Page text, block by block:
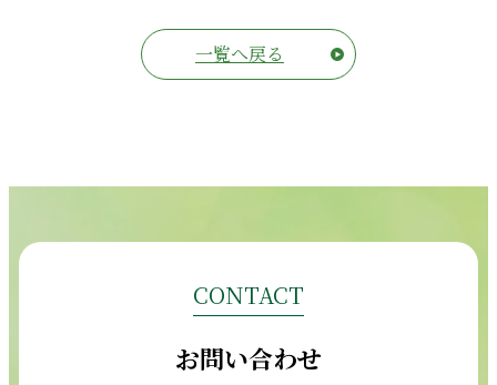
一覧へ戻る
CONTACT
お問い合わせ